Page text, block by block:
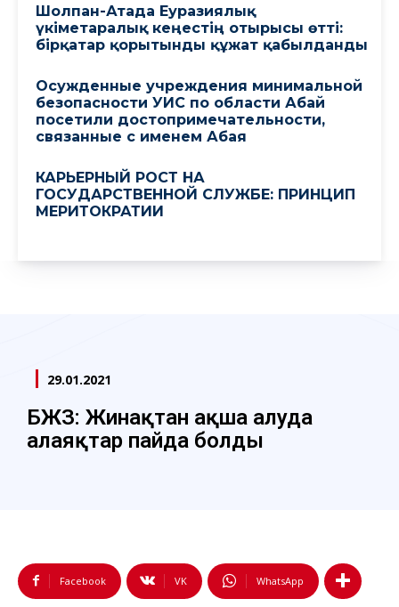
Шолпан-Атада Еуразиялық
үкіметаралық кеңестің отырысы өтті:
бірқатар қорытынды құжат қабылданды
Осужденные учреждения минимальной
безопасности УИС по области Абай
посетили достопримечательности,
связанные с именем Абая
КАРЬЕРНЫЙ РОСТ НА
ГОСУДАРСТВЕННОЙ СЛУЖБЕ: ПРИНЦИП
МЕРИТОКРАТИИ